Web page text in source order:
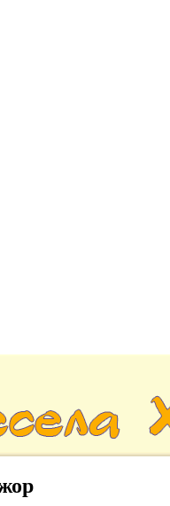
смешные истории,
шаржи, стихи,